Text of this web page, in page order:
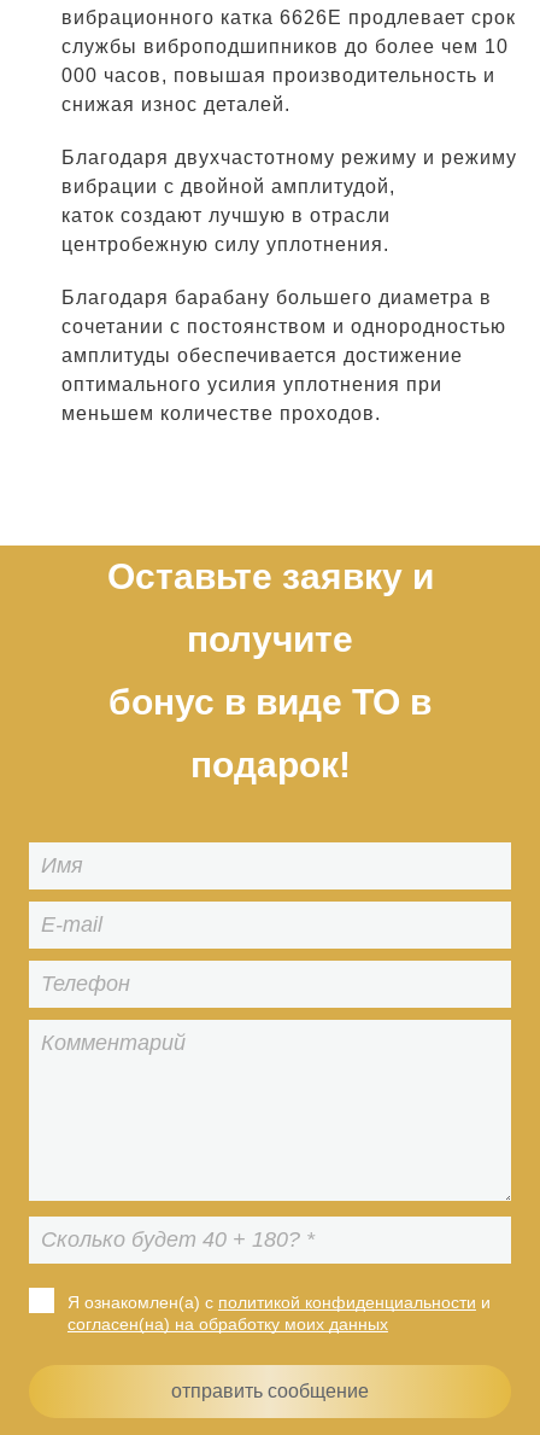
вибрационного катка 6626E продлевает срок
службы виброподшипников до более чем 10
000 часов, повышая производительность и
снижая износ деталей.
Благодаря двухчастотному режиму и режиму
вибрации с двойной амплитудой,
каток создают лучшую в отрасли
центробежную силу уплотнения.
Благодаря барабану большего диаметра в
сочетании с постоянством и однородностью
амплитуды обеспечивается достижение
оптимального усилия уплотнения при
меньшем количестве проходов.
Оставьте заявку и
получите
бонус в виде ТО в
подарок!
Я ознакомлен(а) с политикой конфиденциальности и
согласен(на) на обработку моих данных
отправить сообщение